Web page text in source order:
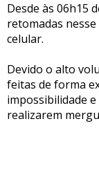
Desde às 06h15
retomadas
celular.
Devido o alto
feitas de forma
impossibilidade
realizarem